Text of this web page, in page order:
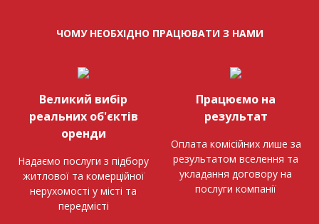
ЧОМУ НЕОБХІДНО ПРАЦЮВАТИ З НАМИ
Великий вибір
реальних об'єктів
оренди
Надаємо послуги з підбору
житлової та комерційної
нерухомості у місті та
передмісті
Працюємо на
результат
Оплата комісійних лише за
результатом вселення та
укладання договору на
послуги компанії